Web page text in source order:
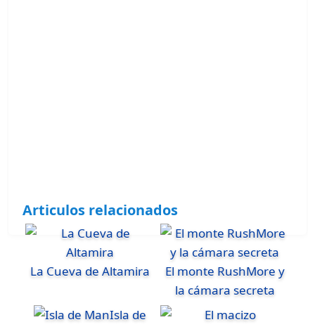
Articulos relacionados
La Cueva de Altamira
El monte RushMore y
la cámara secreta
Isla de